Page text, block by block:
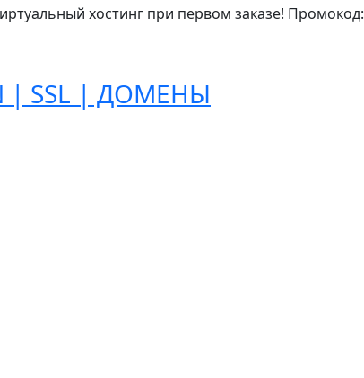
хостинг при первом заказе! Промокод:
| SSL | ДОМЕНЫ